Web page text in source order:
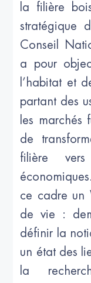
la filière
stratégique
Conseil
a pour
l’habitat et
partant des
les marchés
de
filière
ce cadre un
de vie :
définir la
un état des
la